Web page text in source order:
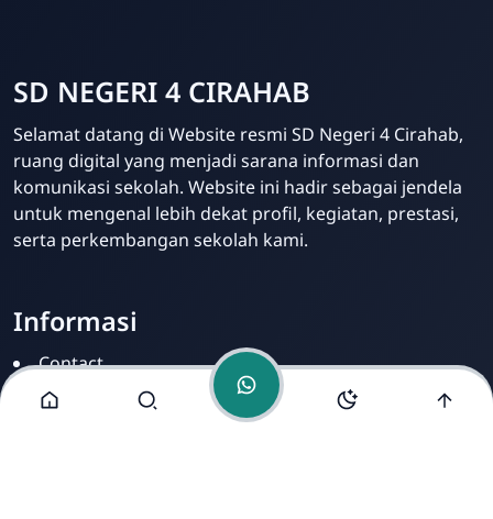
Admin
Online
SD NEGERI 4 CIRAHAB
Selamat datang di Website resmi SD Negeri 4 Cirahab,
ruang digital yang menjadi sarana informasi dan
komunikasi sekolah. Website ini hadir sebagai jendela
untuk mengenal lebih dekat profil, kegiatan, prestasi,
serta perkembangan sekolah kami.
Informasi
Contact
Disclamer